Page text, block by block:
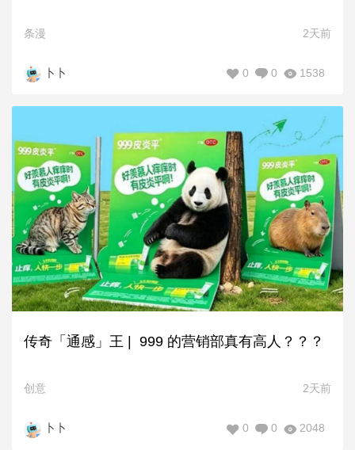
条漫 2天前
卜卜 1538
0
0
传奇「通感」王 | 999 的营销部真有高人？？？
创意 2天前
卜卜 2048
0
0